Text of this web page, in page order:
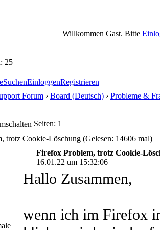
Willkommen Gast. Bitte
25
SuchenEinloggenRegistrieren
Forum › Board (Deutsch) › Probleme &
Seiten: 1
trotz Cookie-Löschung (Gelesen: 14606 mal)
Firefox Problem, trotz Cookie-
16.01.22 um 15:32:06
Hallo Zusammen,
wenn ich im Firefox